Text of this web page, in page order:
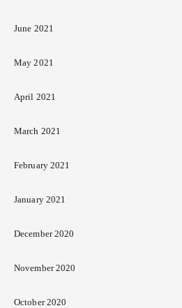
June 2021
May 2021
April 2021
March 2021
February 2021
January 2021
December 2020
November 2020
October 2020